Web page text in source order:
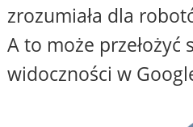
zrozumiała dla
A to może przełożyć
widoczności w